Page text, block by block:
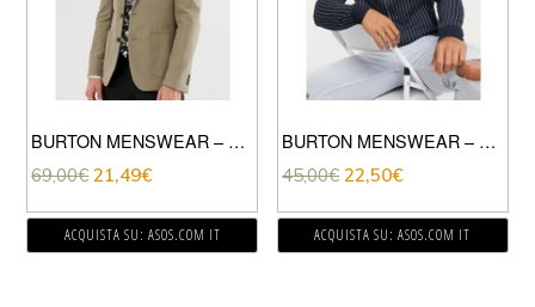
BURTON MENSWEAR – GIACCA LEGGERO GRIGIO PIETRA
69,00€ 21,49€
ACQUISTA SU: ASOS.COM IT
BURTON MENSWEAR – MB COLLECTION – BOMBER IN JERSEY BLU NAVY GESSATO
45,00€ 22,50€
ACQUISTA SU: ASOS.COM IT